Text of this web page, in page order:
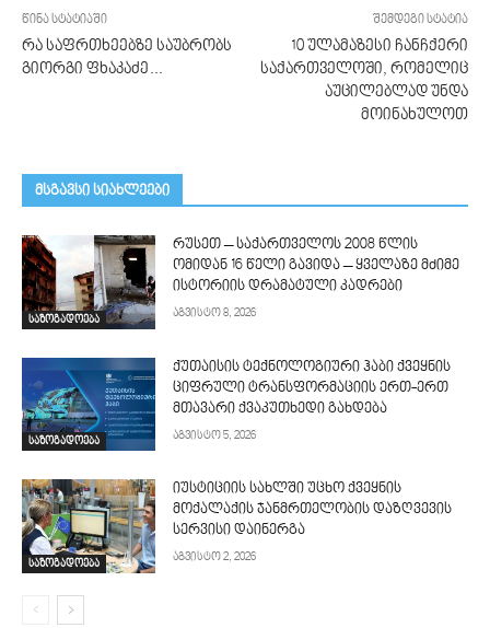
წინა სტატიაში
რა საფრთხეებზე საუბრობს
გიორგი ფხაკაძე…
შემდეგი სტატია
10 ულამაზესი ჩანჩქერი
საქართველოში, რომელიც
აუცილებლად უნდა
მოინახულოთ
მსგავსი სიახლეები
საზოგადოება
რუსეთ – საქართველოს 2008 წლის
ომიდან 16 წელი გავიდა – ყველაზე მძიმე
ისტორიის დრამატული კადრები
აგვისტო 8, 2026
საზოგადოება
ქუთაისის ტექნოლოგიური ჰაბი ქვეყნის
ციფრული ტრანსფორმაციის ერთ-ერთ
მთავარი ქვაკუთხედი გახდება
აგვისტო 5, 2026
საზოგადოება
იუსტიციის სახლში უცხო ქვეყნის
მოქალაქის ჯანმრთელობის დაზღვევის
სერვისი დაინერგა
აგვისტო 2, 2026